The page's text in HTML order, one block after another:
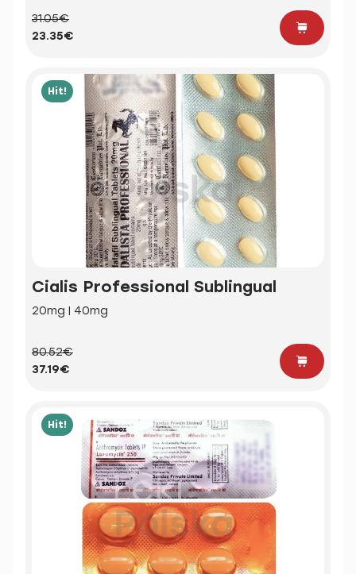
31.05€
23.35€
Hit!
Cialis Professional Sublingual
20mg | 40mg
80.52€
37.19€
Hit!